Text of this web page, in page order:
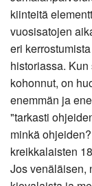
kiinteitä
vuosisatojen
eri
historiassa.
kohonnut, on
enemmän ja
"tarkasti
minkä
kreikkalaisten
Jos venäläisen,